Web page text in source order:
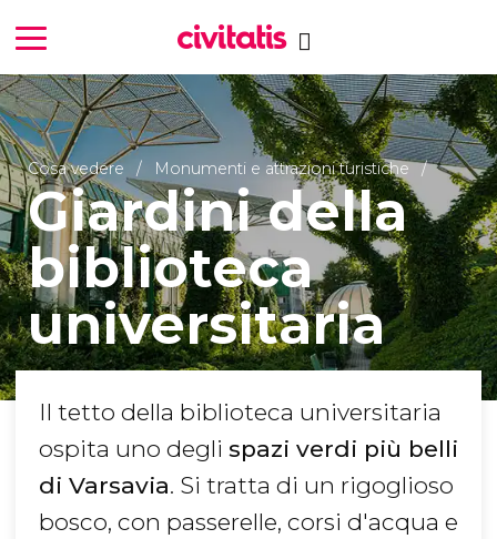
Cosa vedere Monumenti e attrazioni turistiche
Giardini della
biblioteca
universitaria
Il tetto della biblioteca universitaria
ospita uno degli spazi verdi più belli
di Varsavia. Si tratta di un rigoglioso
bosco, con passerelle, corsi d'acqua e